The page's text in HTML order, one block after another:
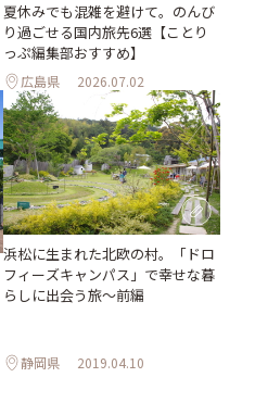
夏休みでも混雑を避けて。のんび
り過ごせる国内旅先6選【ことり
っぷ編集部おすすめ】
広島県 2026.07.02
浜松に生まれた北欧の村。「ドロ
フィーズキャンパス」で幸せな暮
らしに出会う旅～前編
静岡県 2019.04.10